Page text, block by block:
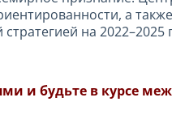
а
на 2022–2025
и будьте в курсе